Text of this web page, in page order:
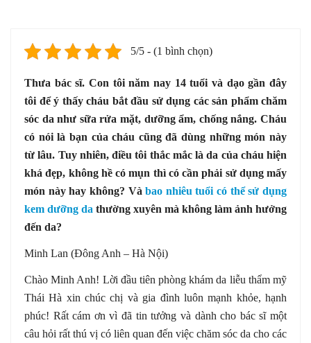
5/5 - (1 bình chọn)
Thưa bác sĩ. Con tôi năm nay 14 tuổi và dạo gần đây
tôi để ý thấy cháu bắt đầu sử dụng các sản phẩm chăm
sóc da như sữa rửa mặt, dưỡng ẩm, chống nắng. Cháu
có nói là bạn của cháu cũng đã dùng những món này
từ lâu. Tuy nhiên, điều tôi thắc mắc là da của cháu hiện
khá đẹp, không hề có mụn thì có cần phải sử dụng mấy
món này hay không? Vàbao nhiêu tuổi có thể sử dụng
kem dưỡng da thường xuyên mà không làm ảnh hưởng
đến da?
Minh Lan (Đông Anh – Hà Nội)
Chào Minh Anh! Lời đầu tiên phòng khám da liễu thẩm mỹ
Thái Hà xin chúc chị và gia đình luôn mạnh khỏe, hạnh
phúc! Rất cám ơn vì đã tin tưởng và dành cho bác sĩ một
câu hỏi rất thú vị có liên quan đến việc chăm sóc da cho các